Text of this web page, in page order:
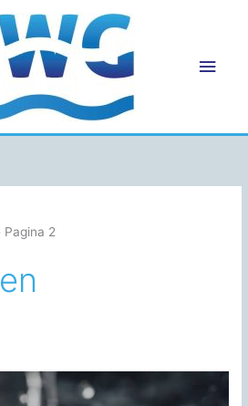
Pagina 2